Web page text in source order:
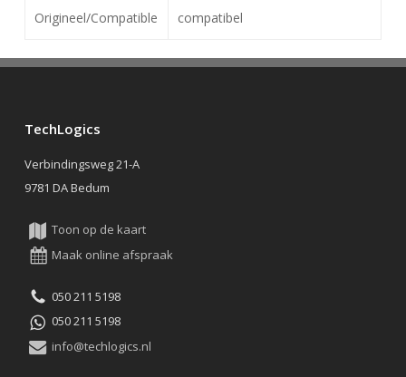
Origineel/Compatible compatibel
TechLogics
Verbindingsweg 21-A
9781 DA Bedum
Toon op de kaart
Maak online afspraak
050 211 5198
050 211 5198
info@techlogics.nl